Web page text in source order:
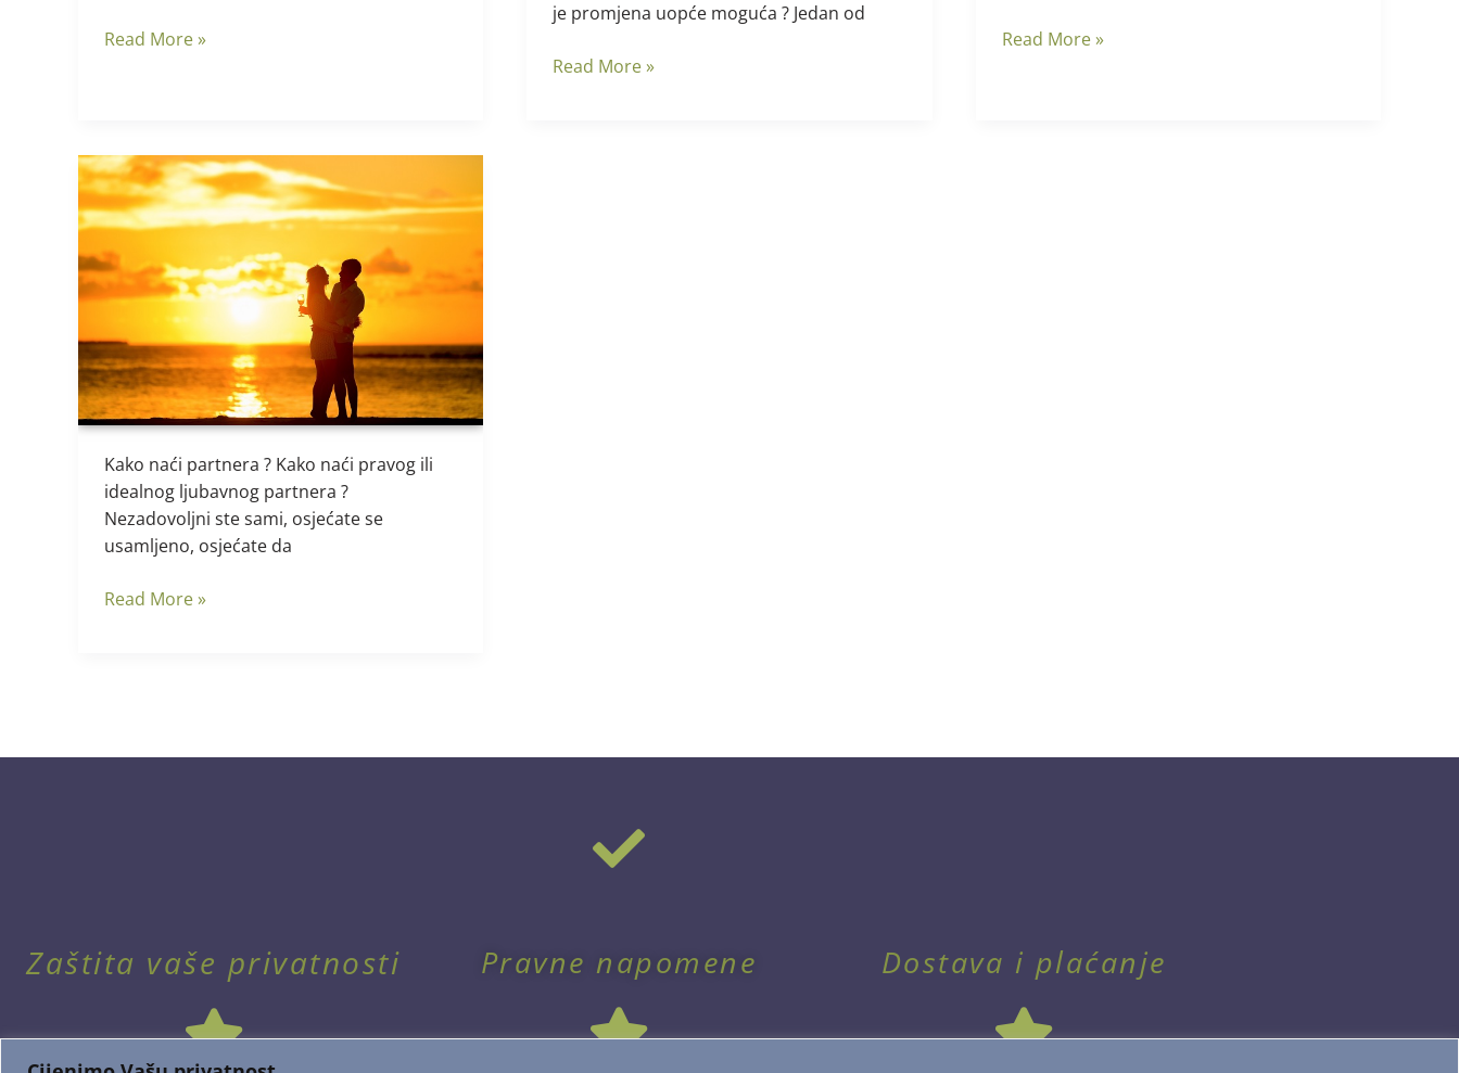
Read More »
je promjena uopće moguća ? Jedan od
Read More »
Read More »
Kako naći partnera ? Kako naći pravog ili
idealnog ljubavnog partnera ?
Nezadovoljni ste sami, osjećate se
usamljeno, osjećate da
Kako
naći
partnera
?
Read More »
Zaštita vaše privatnosti Pravne napomene Dostava i plaćanje